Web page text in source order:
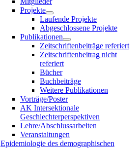
Projekte
Laufende Projekte
Abgeschlossene Projekte
Publikationen
Zeitschriftenbeiträge referiert
Zeitschriftenbeitrag nicht
referiert
Bücher
Buchbeiträge
Weitere Publikationen
Vorträge/Poster
AK Intersektionale
Geschlechterperspektiven
Lehre/Abschlussarbeiten
Veranstaltungen
Epidemiologie des demographischen